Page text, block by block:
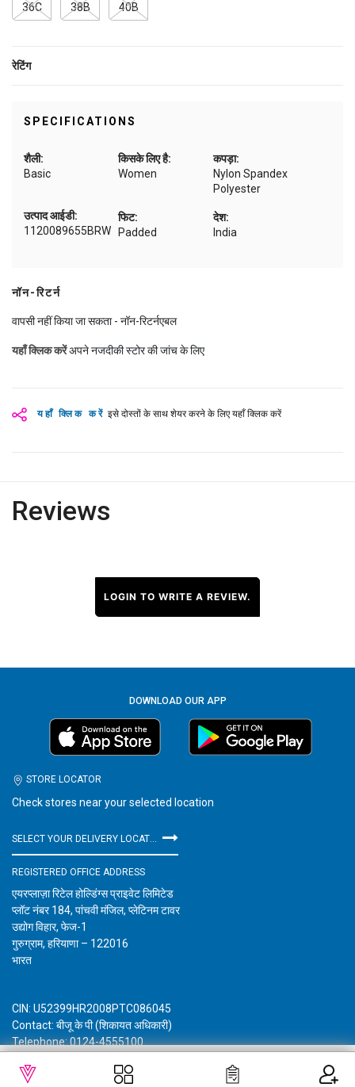
36C 38B 40B
रेटिंग
WISHLIST OUT OF STOCK
SPECIFICATIONS
शैली:
Basic
किसके लिए है:
Women
कपड़ा:
Nylon Spandex
Polyester
फिट:
Padded
देश:
India
उत्पाद आईडी:
1120089655BRW
यहाँ क्लिक करें इसे दोस्तों के साथ शेयर करने के लिए यहाँ क्लिक करें
नॉन-रिटर्न
वापसी नहीं किया जा सकता - नॉन-रिटर्नएबल
यहाँ क्लिक करेंअपने नजदीकी स्टोर की जांच के लिए
Reviews
LOGIN TO WRITE A REVIEW.
DOWNLOAD OUR APP
STORE LOCATOR
Check stores near your selected location
REGISTERED OFFICE ADDRESS
एयरप्लाज़ा रिटेल होल्डिंग्स प्राइवेट लिमिटेड
प्लॉट नंबर 184, पांचवी मंजिल, प्लेटिनम टावर
उद्योग विहार, फेज-1
गुरुग्राम, हरियाणा – 122016
भारत
CIN: U52399HR2008PTC086045
Contact: बीजू के पी (शिकायत अधिकारी)
Telephone: 0124-4555100